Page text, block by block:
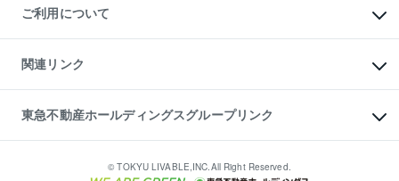
ご紹介・再契約特典
入居者様専用-各種ご案内（賃貸）
東急こすもす会「こすもすWeb」
ご利用について
金融商品取引について
東急リバブル ソーシャルメディアポリシー
ご意見・お問い合わせ（金融商品取引専用の相談・お問い合わせ窓口）
ダイレクトメール（郵送物）・Eメールなどの送付停止について
関連リンク
これからご結婚される方に東急百貨店のブライダルクラブ
人材サービスのご用命は 東急リバブルスタッフ株式会社まで
東北の逸品を贈ります 東北すぐれものセレクション
東急不動産ホールディングスグループリンク
東急コミュニティー© TOKYU LIVABLE,INC.All Right Reserved.